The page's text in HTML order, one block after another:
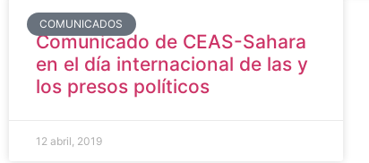
COMUNICADOS
Comunicado de CEAS-Sahara
en el día internacional de las y
los presos políticos
12 abril, 2019